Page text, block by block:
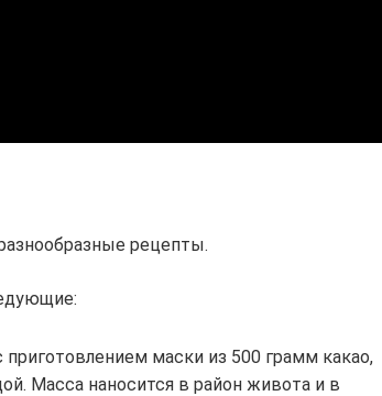
рецепты.
маски из 500 грамм какао,
Масса наносится в район живота и в